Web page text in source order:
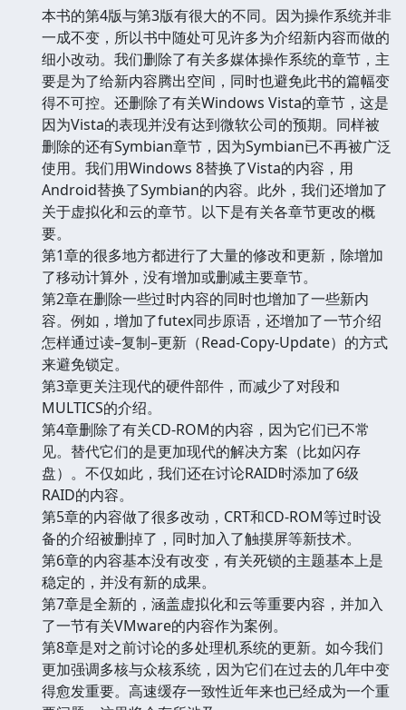
本书的第4版与第3版有很大的不同。因为操作系统并非
一成不变，所以书中随处可见许多为介绍新内容而做的
细小改动。我们删除了有关多媒体操作系统的章节，主
要是为了给新内容腾出空间，同时也避免此书的篇幅变
得不可控。还删除了有关Windows Vista的章节，这是
因为Vista的表现并没有达到微软公司的预期。同样被
删除的还有Symbian章节，因为Symbian已不再被广泛
使用。我们用Windows 8替换了Vista的内容，用
Android替换了Symbian的内容。此外，我们还增加了
关于虚拟化和云的章节。以下是有关各章节更改的概
要。
第1章的很多地方都进行了大量的修改和更新，除增加
了移动计算外，没有增加或删减主要章节。
第2章在删除一些过时内容的同时也增加了一些新内
容。例如，增加了futex同步原语，还增加了一节介绍
怎样通过读–复制–更新（Read-Copy-Update）的方式
来避免锁定。
第3章更关注现代的硬件部件，而减少了对段和
MULTICS的介绍。
第4章删除了有关CD-ROM的内容，因为它们已不常
见。替代它们的是更加现代的解决方案（比如闪存
盘）。不仅如此，我们还在讨论RAID时添加了6级
RAID的内容。
第5章的内容做了很多改动，CRT和CD-ROM等过时设
备的介绍被删掉了，同时加入了触摸屏等新技术。
第6章的内容基本没有改变，有关死锁的主题基本上是
稳定的，并没有新的成果。
第7章是全新的，涵盖虚拟化和云等重要内容，并加入
了一节有关VMware的内容作为案例。
第8章是对之前讨论的多处理机系统的更新。如今我们
更加强调多核与众核系统，因为它们在过去的几年中变
得愈发重要。高速缓存一致性近年来也已经成为一个重